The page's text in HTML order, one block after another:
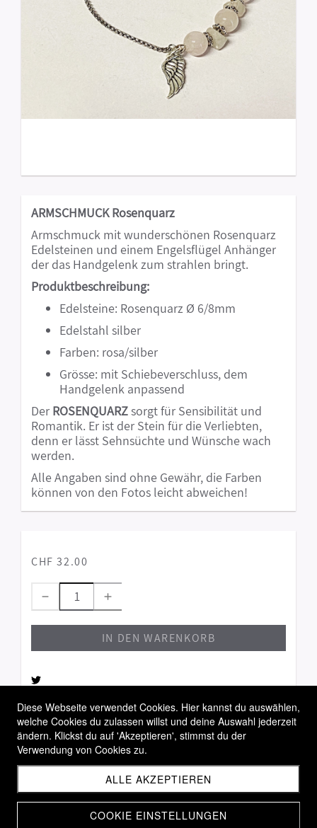
ARMSCHMUCK Rosenquarz
Armschmuck mit wunderschönen Rosenquarz
Edelsteinen und einem Engelsflügel Anhänger
der das Handgelenk zum strahlen bringt.
Produktbeschreibung:
Edelsteine: Rosenquarz Ø 6/8mm
Edelstahl silber
Farben: rosa/silber
Grösse: mit Schiebeverschluss, dem
Handgelenk anpassend
Der ROSENQUARZsorgt für Sensibilität und
Romantik. Er ist der Stein für die Verliebten,
denn er lässt Sehnsüchte und Wünsche wach
werden.
Alle Angaben sind ohne Gewähr, die Farben
können von den Fotos leicht abweichen!
CHF 32.00
IN DEN WARENKORB
Allgemeine Geschäftsbedingungen
Widerrufsbelehrung
Versandbedingungen
Diese Webseite verwendet Cookies. Hier kannst du auswählen,
welche Cookies du zulassen willst und deine Auswahl jederzeit
ändern. Klickst du auf 'Akzeptieren', stimmst du der
Verwendung von Cookies zu.
ALLE AKZEPTIEREN
COOKIE EINSTELLUNGEN